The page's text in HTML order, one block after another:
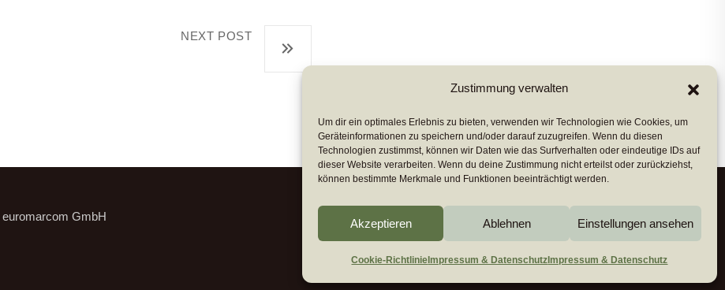
Zustimmung verwalten
Um dir ein optimales Erlebnis zu bieten, verwenden wir Technologien wie Cookies, um
Geräteinformationen zu speichern und/oder darauf zuzugreifen. Wenn du diesen
Technologien zustimmst, können wir Daten wie das Surfverhalten oder eindeutige IDs auf
dieser Website verarbeiten. Wenn du deine Zustimmung nicht erteilst oder zurückziehst,
können bestimmte Merkmale und Funktionen beeinträchtigt werden.
Akzeptieren Ablehnen Einstellungen ansehen
Cookie-Richtlinie Impressum & Datenschutz Impressum & Datenschutz
NEXT POST
euromarcom GmbH
Cookie-Richtlinie (EU)
Impressum & Datenschutz